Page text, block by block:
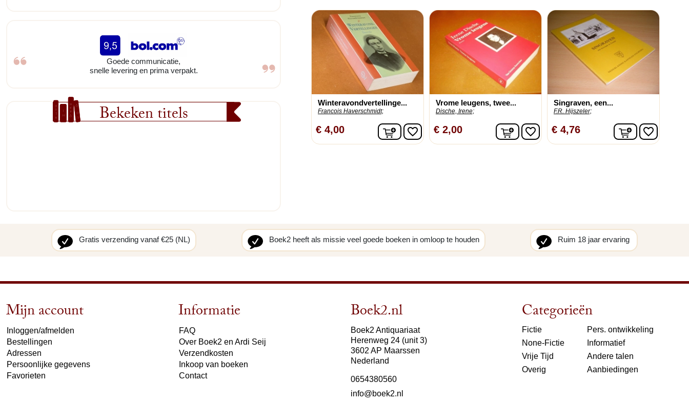
Goede communicatie,
snelle levering en prima verpakt.
Bekeken titels Winteravondvertellinge...
Francois Haverschmidt;
€ 4,00 In winkelwagen
favorite_border
Vrome leugens, twee...
Dische, Irene;
€ 2,00 In winkelwagen
favorite_border
Singraven, een...
F.R. Hijszeler;
€ 4,76 Infavorite_border
Gratis verzending vanaf €25 (NL) Boek2 heeft als missie veel goede boeken in omloop te houden Ruim 18 jaar ervaring
Mijn account
Inloggen/afmelden
Bestellingen
Adressen
Persoonlijke gegevens
Favorieten
Informatie
FAQ
Over Boek2 en Ardi Seij
Verzendkosten
Inkoop van boeken
Contact
Boek2.nl
Boek2 Antiquariaat
Herenweg 24 (unit 3)
3602 AP Maarssen
Nederland
0654380560
info@boek2.nl
Categorieën
Fictie
None-Fictie
Vrije Tijd
Overig
Pers. ontwikkeling
Informatief
Andere talen
Aanbiedingen